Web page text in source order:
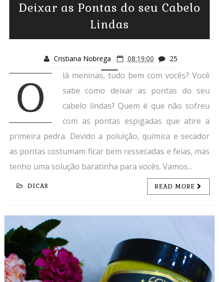
Deixar as Pontas do seu Cabelo
Lindas
Cristiana Nobrega 08:19:00 25
O
lá meninas, tudo bem com vocês? Você
sabe como deixar as pontas do seu
cabelo lindas? Quem é que não sofreu
com as pontas espigadas que atire a
primeira pedra. Devido a poluição, química e secador
as pontas costumam ficar bem ressecadas e feias, mas
tenho uma solução baratinha para vocês. Vamos...
DICAS READ MORE